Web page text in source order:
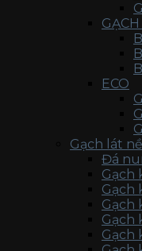
ECO
Gạch lát
Đá
Gạch
Gạch
Gạch
Gạch
Gạch